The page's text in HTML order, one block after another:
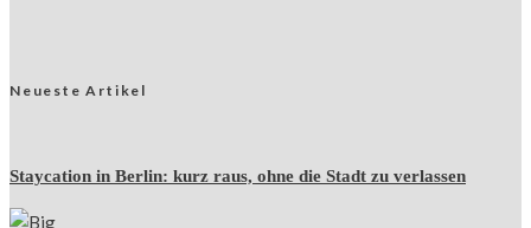
Neueste Artikel
Staycation in Berlin: kurz raus, ohne die Stadt zu verlassen